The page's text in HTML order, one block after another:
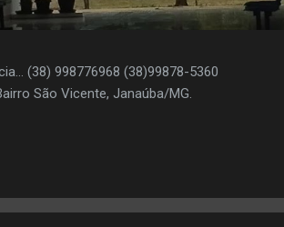
(38) 998776968 (38)99878-5360
São Vicente, Janaúba/MG.